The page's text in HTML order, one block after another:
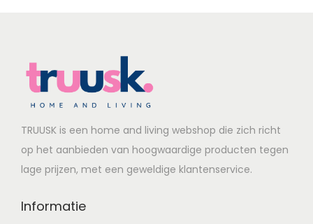
TRUUSK is een home and living webshop die zich richt
op het aanbieden van hoogwaardige producten tegen
lage prijzen, met een geweldige klantenservice.
Informatie